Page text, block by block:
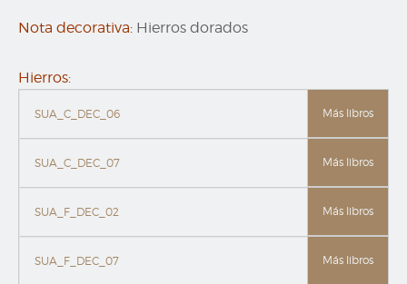
Nota decorativa: Hierros dorados
Hierros:
SUA_C_DEC_06 Más libros
SUA_C_DEC_07 Más libros
SUA_F_DEC_02 Más libros
SUA_F_DEC_07 Más libros